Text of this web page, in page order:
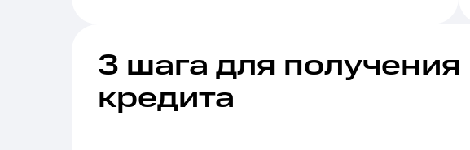
3 шага для получения
кредита